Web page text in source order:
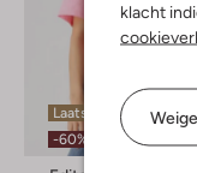
klacht
Laatste maten
-60%